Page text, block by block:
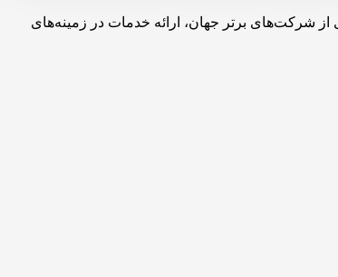
از شرکت‌های برتر جهان، ارائه خدمات در زمینه‌های